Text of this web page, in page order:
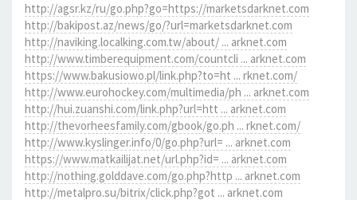
http://agsr.kz/ru/go.php?go=https://marketsdarknet.com
http://bakipost.az/news/go/?url=marketsdarknet.com
http://naviking.localking.com.tw/about/ ... arknet.com
http://www.timberequipment.com/countcli ... arknet.com
https://www.bakusiowo.pl/link.php?to=ht ... rknet.com/
http://www.eurohockey.com/multimedia/ph ... arknet.com
http://hui.zuanshi.com/link.php?url=htt ... arknet.com
http://thevorheesfamily.com/gbook/go.ph ... rknet.com/
http://www.kyslinger.info/0/go.php?url= ... arknet.com
https://www.matkailijat.net/url.php?id= ... arknet.com
http://nothing.golddave.com/go.php?http ... arknet.com
http://metalpro.su/bitrix/click.php?got ... arknet.com